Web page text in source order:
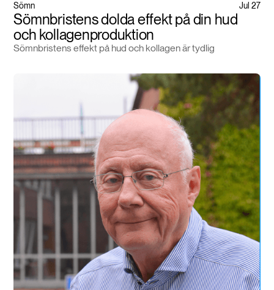
Sömn Jul 27
Sömnbristens dolda effekt på din hud
och kollagenproduktion
Sömnbristens effekt på hud och kollagen är tydlig